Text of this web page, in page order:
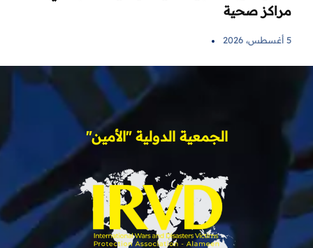
مراكز صحية
5 أغسطس، 2026
الجمعية الدولية "الأمين"